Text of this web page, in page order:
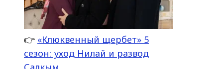
👉 «Клюквенный щербет» 5
сезон: уход Нилай и развод